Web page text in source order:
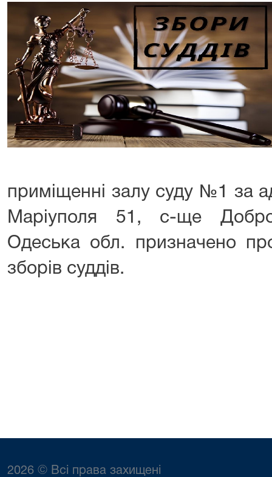
приміщенні залу суду №1 за
Маріуполя 51, с-ще
Одеська обл. призначено
зборів суддів.
2026 © Всі права захищені